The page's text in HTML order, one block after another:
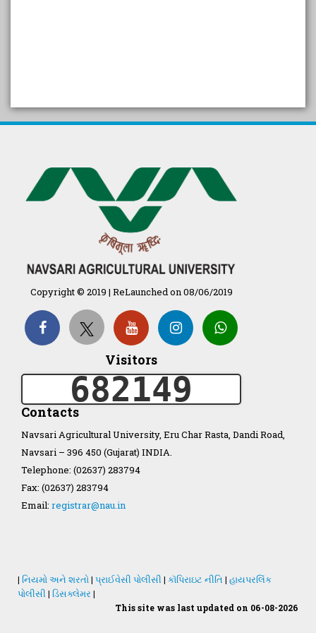
Arogya setu App information
in Gujarati
દેશી ગાય આધારિત પ્રાકૃતિક ખેતી
गुणवत्ता युक्त कृषि-शिक्षा एक पहल" - भारतीय
कृषि अनुसंधान परिषद की 25वीं अखिल
भारतीय कृषि प्रवेश परीक्षा 2020
Organization Structure
ખેડુત માર્ગદર્શિકા
Accreditation Certificate
Statastics
Copyright © 2019 | ReLaunched on 08/06/2019
Visitors
682149
Contacts
Navsari Agricultural University, Eru Char Rasta, Dandi Road,
Navsari – 396 450 (Gujarat) INDIA.
Telephone: (02637) 283794
Fax: (02637) 283794
Email: registrar@nau.in
| નિયમો અને શરતો| પ્રાઈવેસી પોલીસી | કૉપિરાઇટ નીતિ | હાયપરલિંક
પોલીસી | ડિસક્લેમર |
This site was last updated on 06-08-2026